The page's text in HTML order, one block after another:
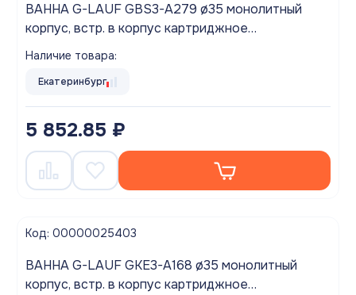
ВАННА G-LAUF GBS3-A279 ø35 монолитный
корпус, встр. в корпус картриджное
переключение на душ, хром
Наличие товара:
Екатеринбург
5 852.85 ₽
Код: 00000025403
ВАННА G-LAUF GKE3-A168 ø35 монолитный
корпус, встр. в корпус картриджное